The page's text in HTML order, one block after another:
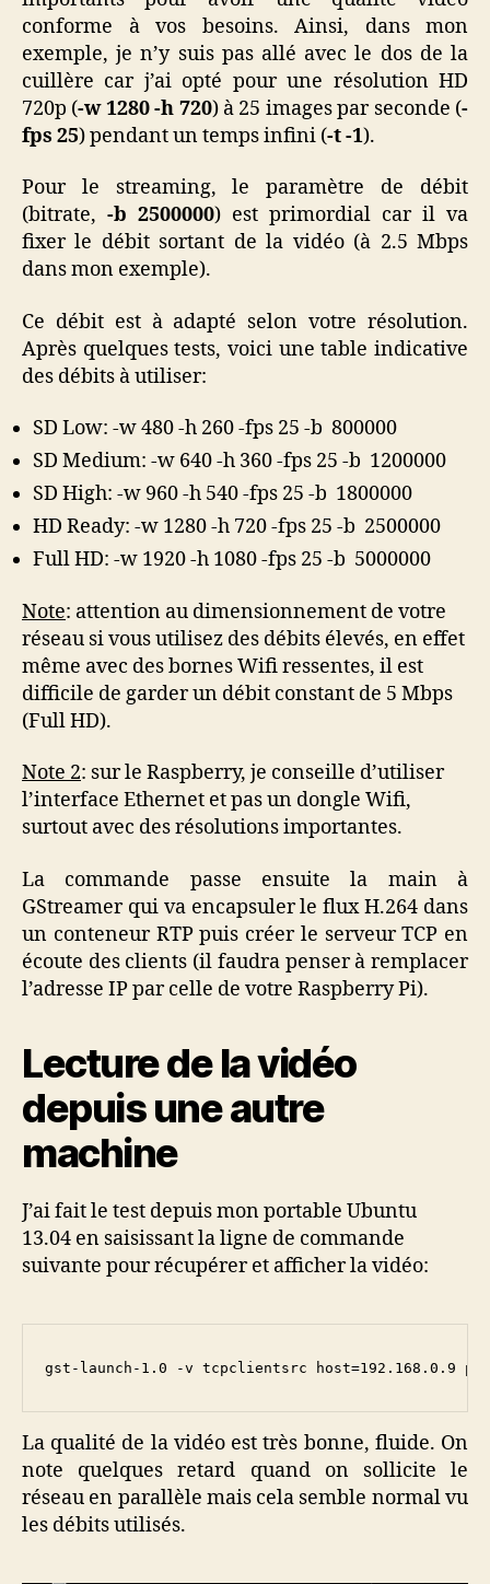
conforme à vos besoins. Ainsi, dans mon
exemple, je n’y suis pas allé avec le dos de la
cuillère car j’ai opté pour une résolution HD
720p (-w 1280 -h 720) à 25 images par seconde (-
fps 25) pendant un temps infini (-t -1).
Pour le streaming, le paramètre de débit
(bitrate, -b 2500000) est primordial car il va
fixer le débit sortant de la vidéo (à 2.5 Mbps
dans mon exemple).
Ce débit est à adapté selon votre résolution.
Après quelques tests, voici une table indicative
des débits à utiliser:
SD Low: -w 480 -h 260 -fps 25 -b 800000
SD Medium: -w 640 -h 360 -fps 25 -b 1200000
SD High: -w 960 -h 540 -fps 25 -b 1800000
HD Ready: -w 1280 -h 720 -fps 25 -b 2500000
Full HD: -w 1920 -h 1080 -fps 25 -b 5000000
Note: attention au dimensionnement de votre
réseau si vous utilisez des débits élevés, en effet
même avec des bornes Wifi ressentes, il est
difficile de garder un débit constant de 5 Mbps
(Full HD).
Note 2: sur le Raspberry, je conseille d’utiliser
l’interface Ethernet et pas un dongle Wifi,
surtout avec des résolutions importantes.
La commande passe ensuite la main à
GStreamer qui va encapsuler le flux H.264 dans
un conteneur RTP puis créer le serveur TCP en
écoute des clients (il faudra penser à remplacer
l’adresse IP par celle de votre Raspberry Pi).
Lecture de la vidéo
depuis une autre
machine
J’ai fait le test depuis mon portable Ubuntu
13.04 en saisissant la ligne de commande
suivante pour récupérer et afficher la vidéo:
gst-launch-1.0 -v tcpclientsrc host=192.168.0.9
La qualité de la vidéo est très bonne, fluide. On
note quelques retard quand on sollicite le
réseau en parallèle mais cela semble normal vu
les débits utilisés.